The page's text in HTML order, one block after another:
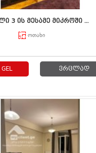
3 ის მესამე მიკროში ...
ოთახი
ვრცლად